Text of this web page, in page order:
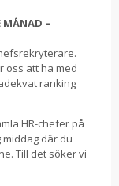
MÅNAD –
oss att ha med
ranking
HR-chefer på
middag där du
Till det söker vi